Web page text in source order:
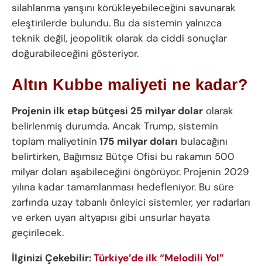
silahlanma yarışını körükleyebileceğini savunarak
eleştirilerde bulundu. Bu da sistemin yalnızca
teknik değil, jeopolitik olarak da ciddi sonuçlar
doğurabileceğini gösteriyor.
Altın Kubbe maliyeti ne kadar?
Projenin ilk etap bütçesi 25 milyar dolar olarak
belirlenmiş durumda. Ancak Trump, sistemin
toplam maliyetinin 175 milyar doları bulacağını
belirtirken, Bağımsız Bütçe Ofisi bu rakamın 500
milyar doları aşabileceğini öngörüyor. Projenin 2029
yılına kadar tamamlanması hedefleniyor. Bu süre
zarfında uzay tabanlı önleyici sistemler, yer radarları
ve erken uyarı altyapısı gibi unsurlar hayata
geçirilecek.
İlginizi Çekebilir:Türkiye’de ilk “Melodili Yol”